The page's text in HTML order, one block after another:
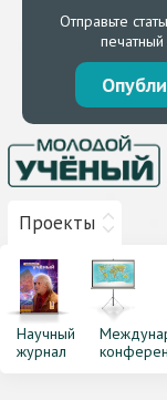
Отправьте
Проекты
Научный
журнал